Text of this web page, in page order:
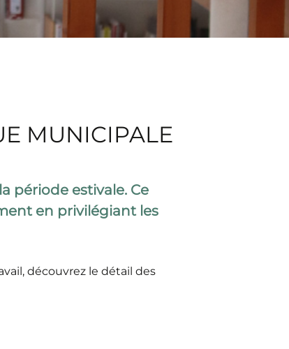
MUNICIPALE
période estivale. Ce
en privilégiant les
découvrez le détail des